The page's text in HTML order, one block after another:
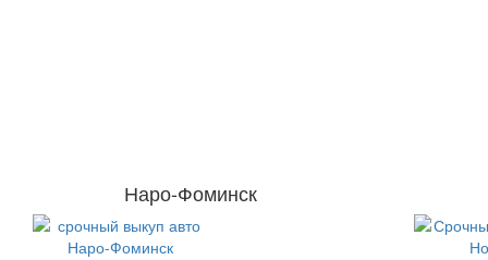
Наро-Фоминск